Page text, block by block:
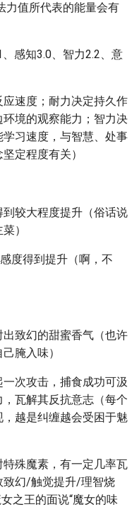
力值所代表的能量会有
感知3.0、智力2.2、意
应速度；耐力决定持久作
境的观察能力；智力决
习速度，与智慧、处事
定程度有关）
到较大程度提升（俗话说
）
度得到提升（啊，不
出致幻的甜蜜香气（也许
腌入味）
一次攻击，捕食成功可汲
瓦解其反抗意志（每个
越是纠缠越会受困于魅
特殊魔素，有一定几率瓦
致幻/触觉提升/理智烧
之王的面说“魔女的味